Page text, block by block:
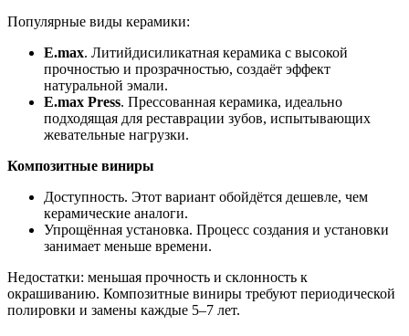
Популярные виды керамики:
E.max. Литийдисиликатная керамика с высокой
прочностью и прозрачностью, создаёт эффект
натуральной эмали.
E.max Press. Прессованная керамика, идеально
подходящая для реставрации зубов, испытывающих
жевательные нагрузки.
Композитные виниры
Доступность. Этот вариант обойдётся дешевле, чем
керамические аналоги.
Упрощённая установка. Процесс создания и установки
занимает меньше времени.
Недостатки: меньшая прочность и склонность к
окрашиванию. Композитные виниры требуют периодической
полировки и замены каждые 5–7 лет.